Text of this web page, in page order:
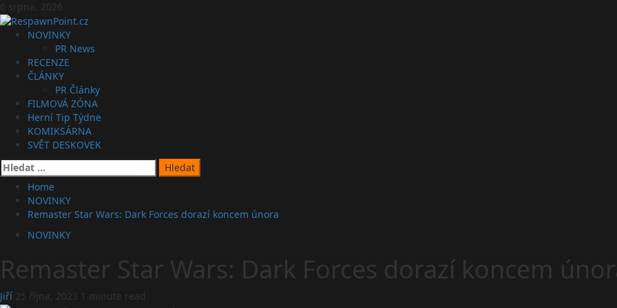
Skip
to
content
6 srpna, 2026
PrimaryNOVINKY
PR News
RECENZE
ČLÁNKY
PR Články
FILMOVÁ ZÓNA
Herní Tip Týdne
KOMIKSÁRNA
SVĚT DESKOVEK
Vyhledávání
Home
NOVINKY
Remaster Star Wars: Dark Forces dorazí koncem února
NOVINKY
Remaster Star Wars: Dark Forces dorazí koncem
Jiří 25 října, 2023 1 minute read